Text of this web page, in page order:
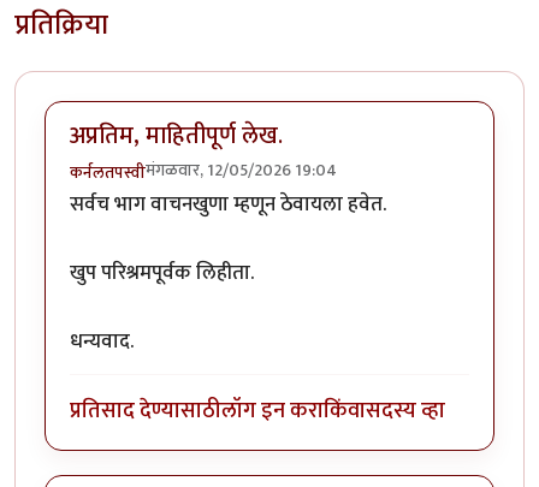
प्रतिक्रिया
अप्रतिम, माहितीपूर्ण लेख.
कर्नलतपस्वीमंगळवार, 12/05/2026 19:04
सर्वच भाग वाचनखुणा म्हणून ठेवायला हवेत.
खुप परिश्रमपूर्वक लिहीता.
धन्यवाद.
प्रतिसाद देण्यासाठीलॉग इन कराकिंवासदस्य व्हा